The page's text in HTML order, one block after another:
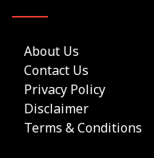
About Us
Contact Us
Privacy Policy
Disclaimer
Terms & Conditions